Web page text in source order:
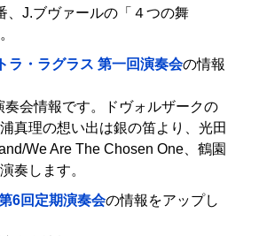
、J.ブヴァールの「４つの舞
ラ・ラグラス 第一回演奏会の情報
会情報です。ドヴォルザークの
真理の想い出は銀の笛より、光田
We Are The Chosen One、鶴園
奏します。
6回定期演奏会の情報をアップし